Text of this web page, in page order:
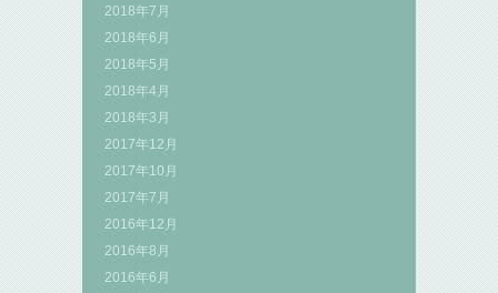
2018年7月
2018年6月
2018年5月
2018年4月
2018年3月
2017年12月
2017年10月
2017年7月
2016年12月
2016年8月
2016年6月